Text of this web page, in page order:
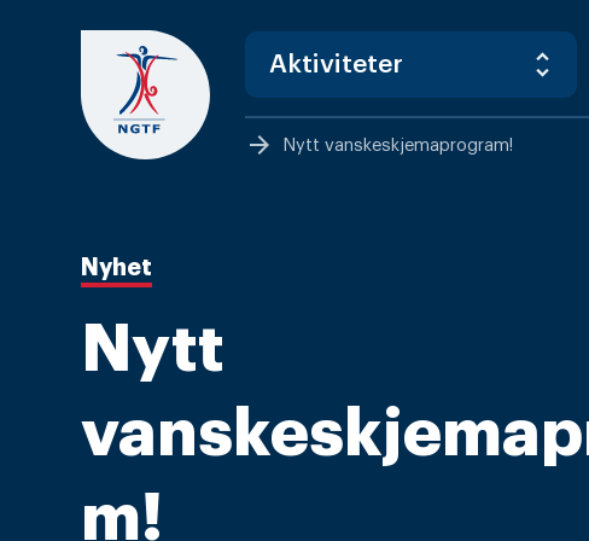
content
arrow_forward Nytt vanskeskjemaprogram!
Nyhet
Nytt
m!